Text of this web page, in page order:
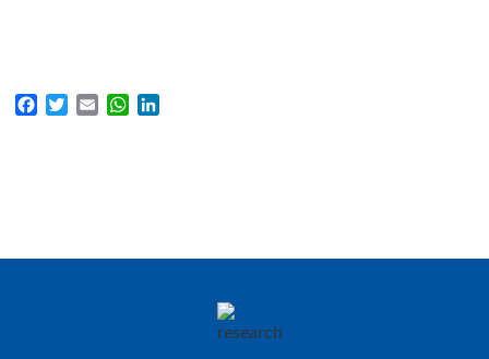
FacebookTwitter
Email WhatsApp